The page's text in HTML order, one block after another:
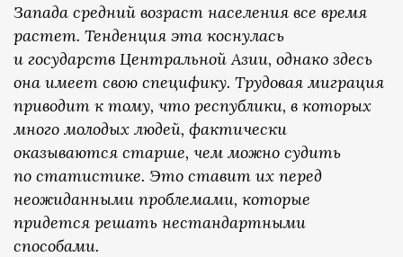
Запада средний возраст населения все время
растет. Тенденция эта коснулась
и государств Центральной Азии, однако здесь
она имеет свою специфику. Трудовая миграция
приводит к тому, что республики, в которых
много молодых людей, фактически
оказываются старше, чем можно судить
по статистике. Это ставит их перед
неожиданными проблемами, которые
придется решать нестандартными
способами.